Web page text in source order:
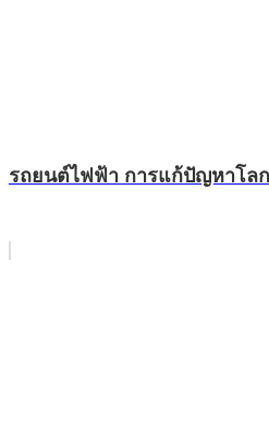
รถยนต์ไฟฟ้า การแก้ปัญหาโล